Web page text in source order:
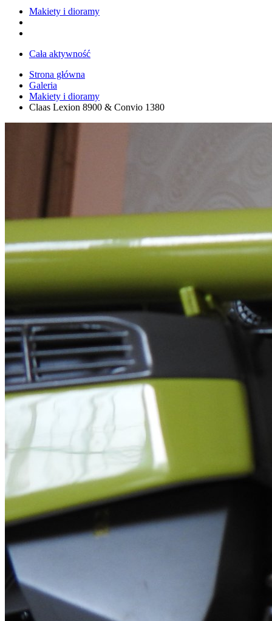
Makiety i dioramy
Cała aktywność
Strona główna
Galeria
Makiety i dioramy
Claas Lexion 8900 & Convio 1380